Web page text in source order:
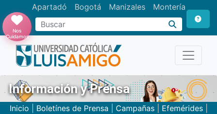
Apartadó Bogotá Manizales Montería
Buscar
Nos
Cuidamos
Información y Prensa
Inicio Boletínes de Prensa Campañas Efemérides